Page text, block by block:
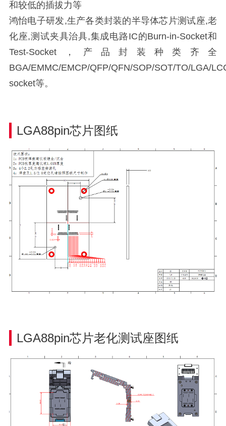
和较低的插拔力等
鸿怡电子研发,生产各类封装的半导体芯片测试座,老
化座,测试夹具治具,集成电路IC的Burn-in-Socket和
Test-Socket，产品封装种类齐全
BGA/EMMC/EMCP/QFP/QFN/SOP/SOT/TO/LGA/
socket等。
LGA88pin芯片图纸
LGA88pin芯片老化测试座图纸